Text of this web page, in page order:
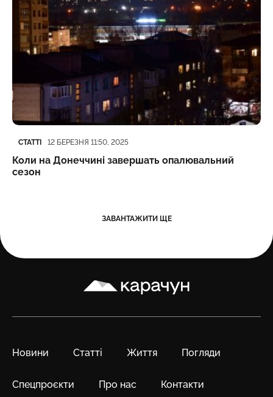
Категорія
СТАТТІ
Дата публікації
12 БЕРЕЗНЯ 11:50, 2025
Коли на Донеччині завершать опалювальний
сезон
ЗАВАНТАЖИТИ ЩЕ
Карачун
Новини Статті Життя Погляди
Спецпроєкти Про нас Контакти